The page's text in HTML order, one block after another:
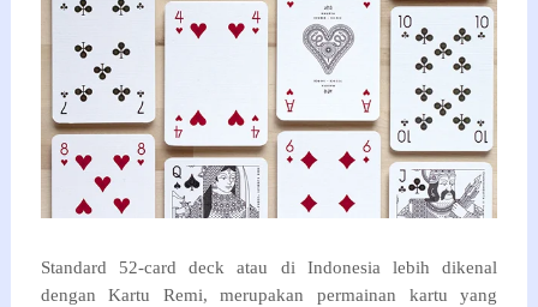
Standard 52-card deck atau di Indonesia lebih dikenal
dengan Kartu Remi, merupakan permainan kartu yang